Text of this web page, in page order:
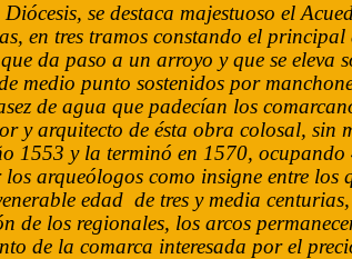
se destaca majestuoso el
en tres tramos constando el principal
da paso a un arroyo y que se eleva
medio punto sostenidos por
de agua que padecían los
y arquitecto de ésta obra colosal, sin
1553 y la terminó en 1570,
arqueólogos como insigne entre los
edad de tres y media
de los regionales, los arcos
de la comarca interesada por el